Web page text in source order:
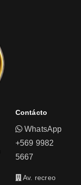
Contácto
WhatsApp
+569 9982
5667
Av. recreo